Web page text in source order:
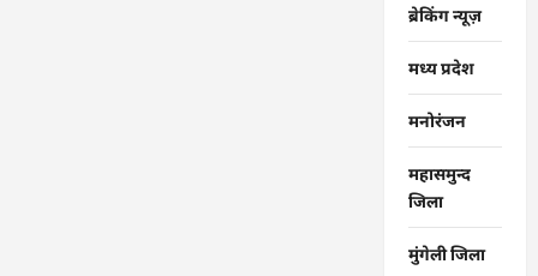
ब्रेकिंग न्यूज़
मध्य प्रदेश
मनोरंजन
महासमुन्द
जिला
मुंगेली जिला